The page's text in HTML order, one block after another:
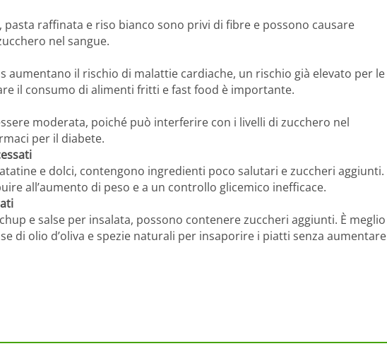
pasta raffinata e riso bianco sono privi di fibre e possono causare
nel sangue.
aumentano il rischio di malattie cardiache, un rischio già elevato per le
il consumo di alimenti fritti e fast food è importante.
moderata, poiché può interferire con i livelli di zucchero nel
per il diabete.
e dolci, contengono ingredienti poco salutari e zuccheri aggiunti.
all’aumento di peso e a un controllo glicemico inefficace.
e salse per insalata, possono contenere zuccheri aggiunti. È meglio
di olio d’oliva e spezie naturali per insaporire i piatti senza aumentare